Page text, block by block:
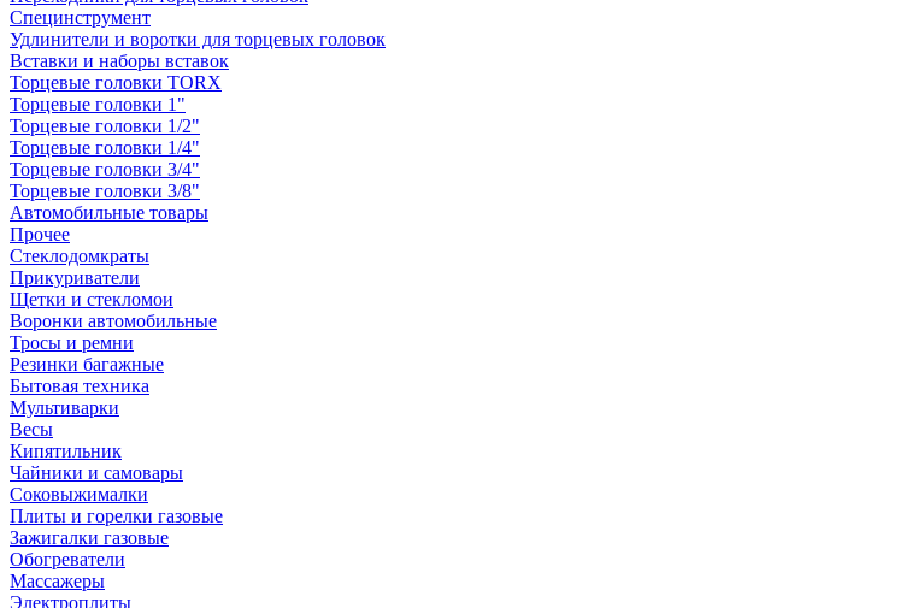
Специнструмент
Удлинители и воротки для торцевых головок
Вставки и наборы вставок
Торцевые головки TORX
Торцевые головки 1"
Торцевые головки 1/2"
Торцевые головки 1/4"
Торцевые головки 3/4"
Торцевые головки 3/8"
Автомобильные товары
Прочее
Стеклодомкраты
Прикуриватели
Щетки и стекломои
Воронки автомобильные
Тросы и ремни
Резинки багажные
Бытовая техника
Мультиварки
Весы
Кипятильник
Чайники и самовары
Соковыжималки
Плиты и горелки газовые
Зажигалки газовые
Обогреватели
Массажеры
Электроплиты